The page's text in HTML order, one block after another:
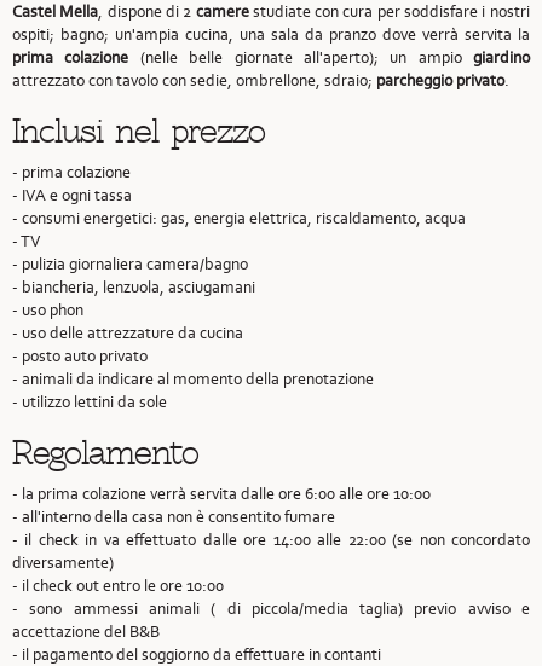
Castel Mella, dispone di 2 camerestudiate con cura per soddisfare i nostri
ospiti; bagno; un'ampia cucina, una sala da pranzo dove verrà servita la
prima colazione (nelle belle giornate all'aperto); un ampio giardino
attrezzato con tavolo con sedie, ombrellone, sdraio; parcheggio privato.
Inclusi nel prezzo
- prima colazione
- IVA e ogni tassa
- consumi energetici: gas, energia elettrica, riscaldamento, acqua
- TV
- pulizia giornaliera camera/bagno
- biancheria, lenzuola, asciugamani
- uso phon
- uso delle attrezzature da cucina
- posto auto privato
- animali da indicare al momento della prenotazione
- utilizzo lettini da sole
Regolamento
- la prima colazione verrà servita dalle ore 6:00 alle ore 10:00
- all'interno della casa non è consentito fumare
- il check in va effettuato dalle ore 14:00 alle 22:00 (se non concordato
diversamente)
- il check out entro le ore 10:00
- sono ammessi animali ( di piccola/media taglia) previo avviso e
accettazione del B&B
- il pagamento del soggiorno da effettuare in contanti